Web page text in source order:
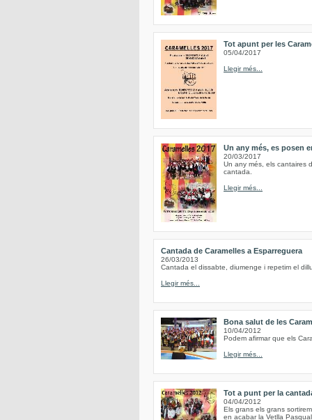
Tot apunt per les
05/04/2017
Llegir més...
Un any més, es posen
20/03/2017
Un any més, els cantaires
cantada.
Llegir més...
Cantada de Caramelles a Esparreguera
26/03/2013
Cantada el dissabte, diumenge i repetim el
Llegir més...
Bona salut de les
10/04/2012
Podem afirmar que els
Llegir més...
Tot a punt per la
04/04/2012
Els grans els grans
en acabar la Vetlla